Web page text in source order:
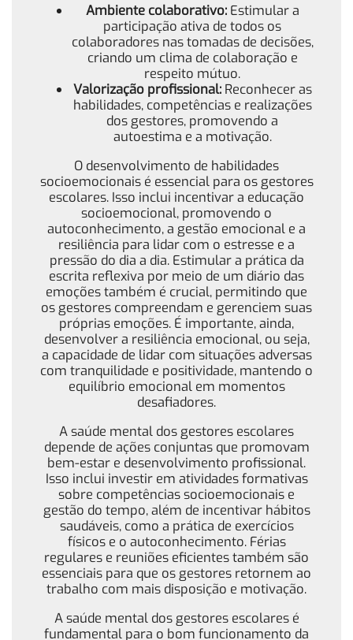
Ambiente colaborativo:Estimular a
participação ativa de todos os
colaboradores nas tomadas de decisões,
criando um clima de colaboração e
respeito mútuo.
Valorização profissional:Reconhecer as
habilidades, competências e realizações
dos gestores, promovendo a
autoestima e a motivação.
O desenvolvimento de habilidades
socioemocionais é essencial para os gestores
escolares. Isso inclui incentivar a educação
socioemocional, promovendo o
autoconhecimento, a gestão emocional e a
resiliência para lidar com o estresse e a
pressão do dia a dia. Estimular a prática da
escrita reflexiva por meio de um diário das
emoções também é crucial, permitindo que
os gestores compreendam e gerenciem suas
próprias emoções. É importante, ainda,
desenvolver a resiliência emocional, ou seja,
a capacidade de lidar com situações adversas
com tranquilidade e positividade, mantendo o
equilíbrio emocional em momentos
desafiadores.
A saúde mental dos gestores escolares
depende de ações conjuntas que promovam
bem-estar e desenvolvimento profissional.
Isso inclui investir em atividades formativas
sobre competências socioemocionais e
gestão do tempo, além de incentivar hábitos
saudáveis, como a prática de exercícios
físicos e o autoconhecimento. Férias
regulares e reuniões eficientes também são
essenciais para que os gestores retornem ao
trabalho com mais disposição e motivação.
A saúde mental dos gestores escolares é
fundamental para o bom funcionamento da